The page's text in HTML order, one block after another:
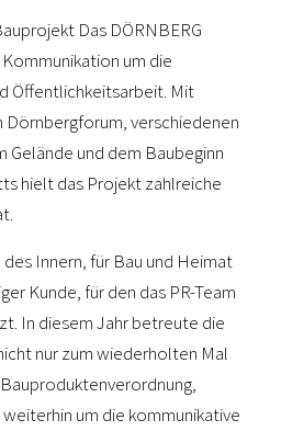
Das DÖRNBERG
um die
Öffentlichkeitsarbeit. Mit
Dörnbergforum, verschiedenen
Gelände und dem Baubeginn
hielt das Projekt zahlreiche
Innern, für Bau und Heimat
Kunde, für den das PR-Team
In diesem Jahr betreute die
nur zum wiederholten Mal
um die kommunikative